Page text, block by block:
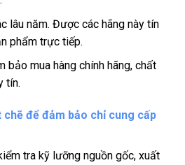
lâu năm. Được các hãng này tín
phẩm trực tiếp.
bảo mua hàng chính hãng, chất
tín.
để đảm bảo chỉ cung cấp
tra kỹ lưỡng nguồn gốc, xuất